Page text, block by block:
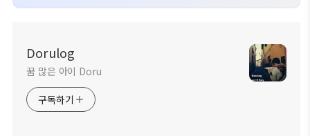
Dorulog
꿈 많은 아이 Doru
구독하기